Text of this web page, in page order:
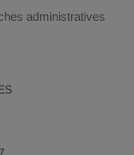
administratives